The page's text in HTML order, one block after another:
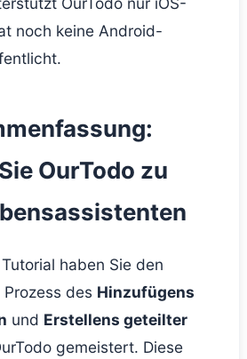
noch keine Android-
OurTodo zu
haben Sie den
des Hinzufügens
und Erstellens geteilter
gemeistert. Diese